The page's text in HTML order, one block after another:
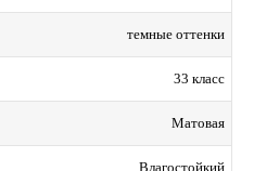
темные оттенки
33 класс
Матовая
Влагостойкий